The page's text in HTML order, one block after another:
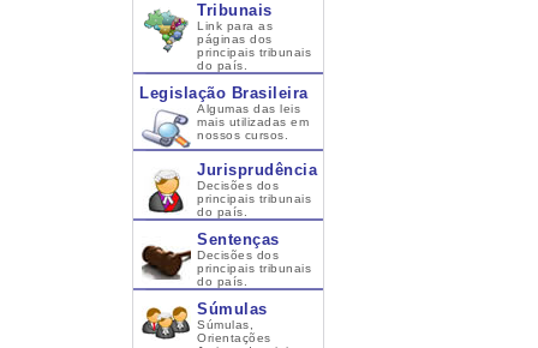
Tribunais
Link para as
páginas dos
principais tribunais
do país.
Legislação Brasileira
Algumas das leis
mais utilizadas em
nossos cursos.
Jurisprudência
Decisões dos
principais tribunais
do país.
Sentenças
Decisões dos
principais tribunais
do país.
Súmulas
Súmulas,
Orientações